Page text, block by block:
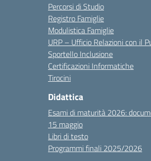
Percorsi di Studio
Registro Famiglie
Modulistica Famiglie
URP – Ufficio Relazioni con il
Sportello Inclusione
Certificazioni Informatiche
Tirocini
Didattica
Esami di maturità 2026:
15 maggio
Libri di testo
Programmi finali 2025/2026